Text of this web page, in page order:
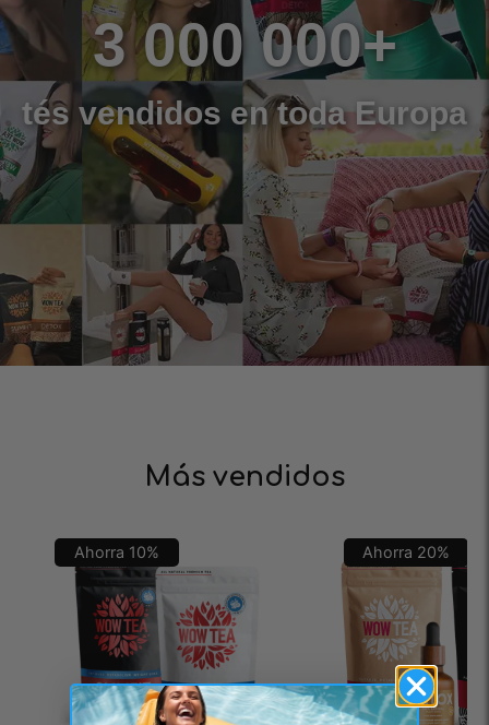
3 000 000+
tés vendidos en toda Europa
Más vendidos
Ahorra 10% Ahorra 20%